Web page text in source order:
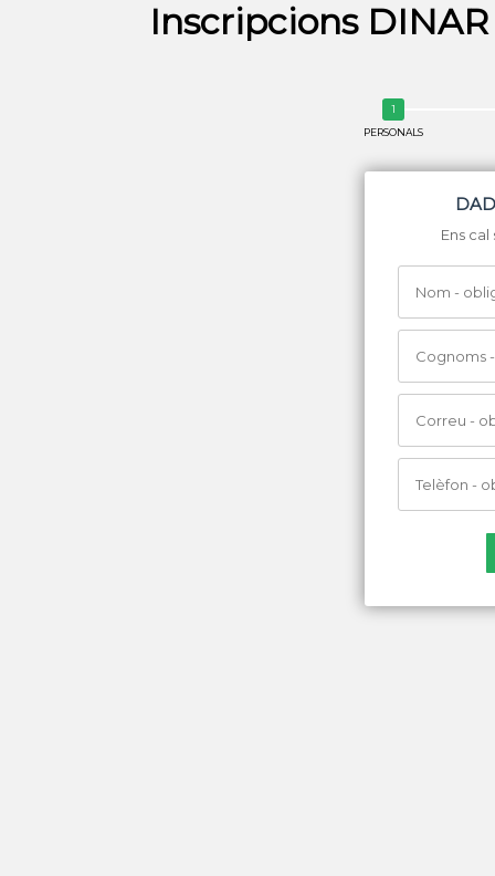
Inscripcions
PERSONALS
Ens